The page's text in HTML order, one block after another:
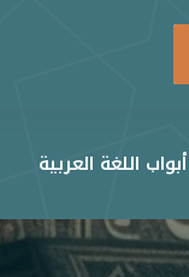
أبواب اللغة العربية